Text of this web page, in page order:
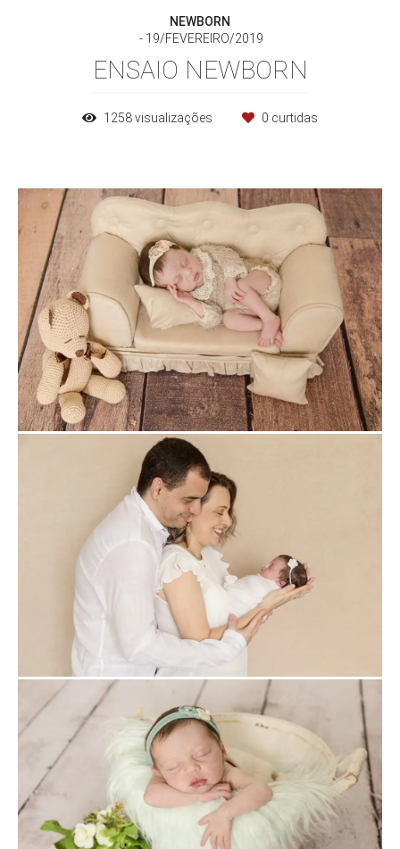
NEWBORN
19/FEVEREIRO/2019
ENSAIO NEWBORN
1258visualizações 0 curtidas